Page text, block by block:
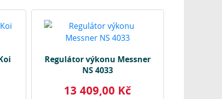
Regulátor výkonu Messner
NS 4033
13 409,00 Kč